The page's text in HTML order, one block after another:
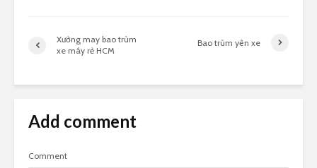
Xưởng may bao trùm
xe máy rẻ HCM
Bao trùm yên xe
Add comment
Comment